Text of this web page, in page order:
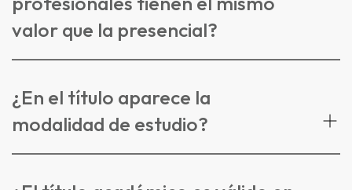
valor que la presencial?
¿En el título aparece la
modalidad de estudio?